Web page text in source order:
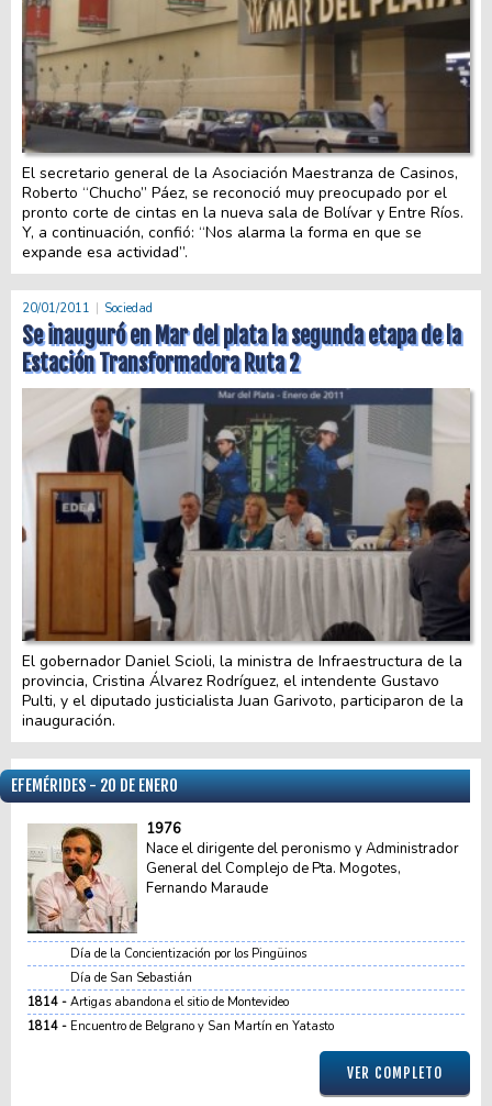
El secretario general de la Asociación Maestranza de Casinos,
Roberto “Chucho” Páez, se reconoció muy preocupado por el
pronto corte de cintas en la nueva sala de Bolívar y Entre Ríos.
Y, a continuación, confió: “Nos alarma la forma en que se
expande esa actividad”.
20/01/2011 Sociedad
Se inauguró en Mar del plata la segunda etapa de la
Estación Transformadora Ruta 2
El gobernador Daniel Scioli, la ministra de Infraestructura de la
provincia, Cristina Álvarez Rodríguez, el intendente Gustavo
Pulti, y el diputado justicialista Juan Garivoto, participaron de la
inauguración.
EFEMÉRIDES - 20 DE ENERO
1976
Nace el dirigente del peronismo y Administrador
General del Complejo de Pta. Mogotes,
Fernando Maraude
Día de la Concientización por los Pingüinos
Día de San Sebastián
1814
Artigas abandona el sitio de Montevideo
1814
Encuentro de Belgrano y San Martín en Yatasto
VER COMPLETO